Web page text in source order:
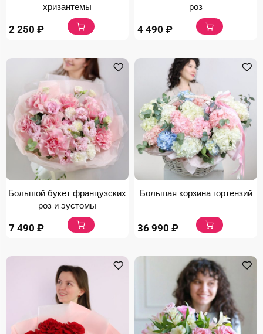
хризантемы
2 250 ₽
роз
4 490 ₽
Большой букет французских
роз и эустомы
7 490 ₽
Большая корзина гортензий
36 990 ₽